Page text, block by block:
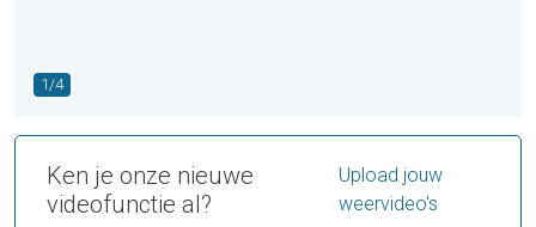
1/4
Ken je onze nieuwe
videofunctie al?
Upload jouw
weervideo's